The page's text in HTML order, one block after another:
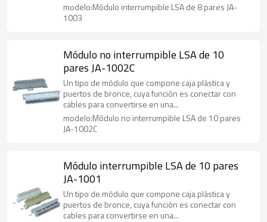
modelo:Módulo interrumpible LSA de 8 pares JA-
1003
Módulo no interrumpible LSA de 10
pares JA-1002C
Un tipo de módulo que compone caja plástica y
puertos de bronce, cuya función es conectar con
cables para convertirse en una...
modelo:Módulo no interrumpible LSA de 10 pares
JA-1002C
Módulo interrumpible LSA de 10 pares
JA-1001
Un tipo de módulo que compone caja plástica y
puertos de bronce, cuya función es conectar con
cables para convertirse en una...